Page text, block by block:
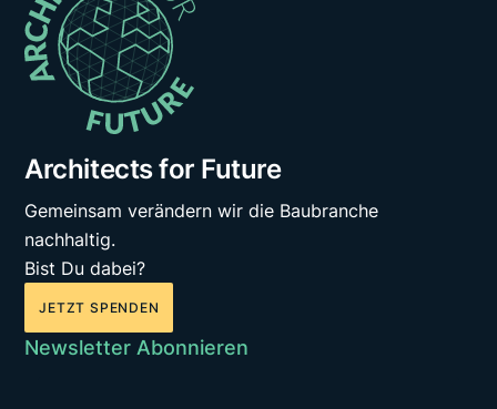
Architects for Future
Gemeinsam verändern wir die Baubranche
nachhaltig.
Bist Du dabei?
JETZT SPENDEN
Newsletter Abonnieren